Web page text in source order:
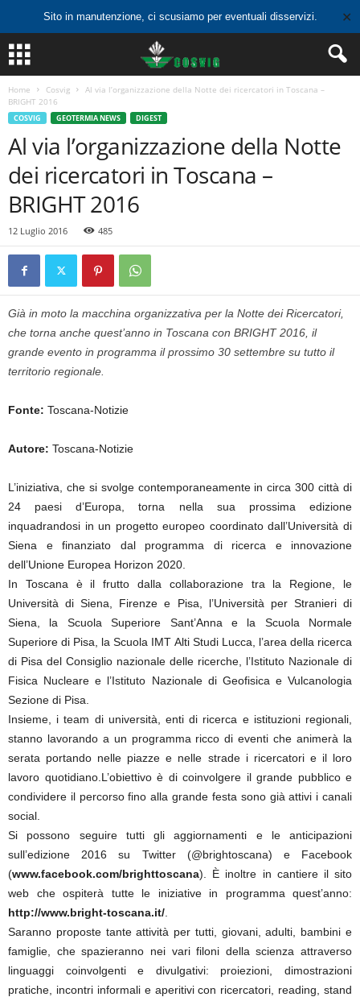
Sito in manutenzione, ci scusiamo per eventuali disservizi. ✕
Home Cosvig
Al via l’organizzazione della Notte dei ricercatori in Toscana –
BRIGHT 2016
COSVIG GEOTERMIA NEWS DIGEST
Al via l’organizzazione della Notte
dei ricercatori in Toscana –
BRIGHT 2016
12 Luglio 2016 485
Già in moto la macchina organizzativa per la Notte dei Ricercatori,
che torna anche quest’anno in Toscana con BRIGHT 2016, il
grande evento in programma il prossimo 30 settembre su tutto il
territorio regionale.
Fonte: Toscana-Notizie
Autore: Toscana-Notizie
L’iniziativa, che si svolge contemporaneamente in circa 300 città di
24 paesi d’Europa, torna nella sua prossima edizione
inquadrandosi in un progetto europeo coordinato dall’Università di
Siena e finanziato dal programma di ricerca e innovazione
dell’Unione Europea Horizon 2020.
In Toscana è il frutto dalla collaborazione tra la Regione, le
Università di Siena, Firenze e Pisa, l’Università per Stranieri di
Siena, la Scuola Superiore Sant’Anna e la Scuola Normale
Superiore di Pisa, la Scuola IMT Alti Studi Lucca, l’area della ricerca
di Pisa del Consiglio nazionale delle ricerche, l’Istituto Nazionale di
Fisica Nucleare e l’Istituto Nazionale di Geofisica e Vulcanologia
Sezione di Pisa.
Insieme, i team di università, enti di ricerca e istituzioni regionali,
stanno lavorando a un programma ricco di eventi che animerà la
serata portando nelle piazze e nelle strade i ricercatori e il loro
lavoro quotidiano.L’obiettivo è di coinvolgere il grande pubblico e
condividere il percorso fino alla grande festa sono già attivi i canali
social.
Si possono seguire tutti gli aggiornamenti e le anticipazioni
sull’edizione 2016 su Twitter (@brightoscana) e Facebook
(www.facebook.com/brighttoscana). È inoltre in cantiere il sito
web che ospiterà tutte le iniziative in programma quest’anno:
http://www.bright-toscana.it/
Saranno proposte tante attività per tutti, giovani, adulti, bambini e
famiglie, che spazieranno nei vari filoni della scienza attraverso
linguaggi coinvolgenti e divulgativi: proiezioni, dimostrazioni
pratiche, incontri informali e aperitivi con ricercatori, reading, stand